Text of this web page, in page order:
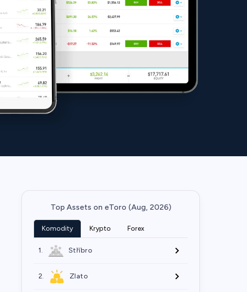
Top Assets on eToro (Aug, 2026)
Komodity Krypto Forex
1. Stříbro
2. Zlato